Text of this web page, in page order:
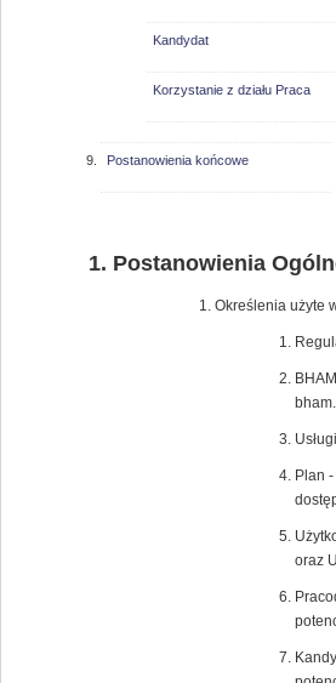
Kandydat
Korzystanie z działu Praca
Postanowienia końcowe
Postanowienia
Określenia użyte
Plan
oraz